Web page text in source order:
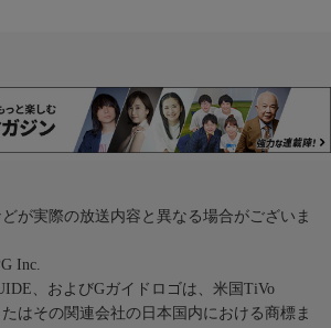
が実際の放送内容と異なる場合がございま
Inc.
、およびGガイドロゴは、米国TiVo
はその関連会社の日本国内における商標ま